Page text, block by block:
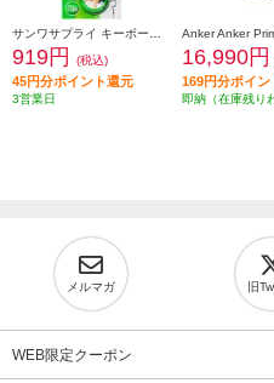
919円 (税込)
45円分ポイント還元
3営業日
16,990円
169円分ポイン
即納（在庫残り
メルマガ 旧
WEB限定クーポン